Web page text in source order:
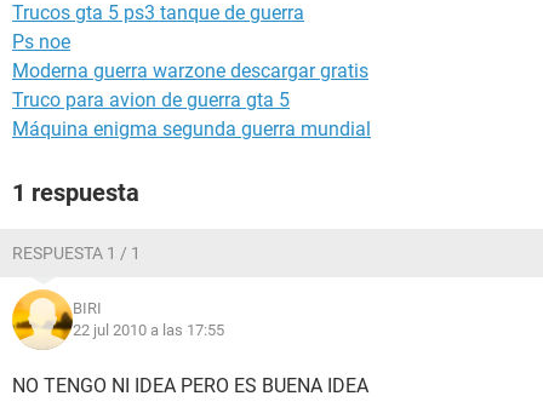
Trucos gta 5 ps3 tanque de guerra
Ps noe
Moderna guerra warzone descargar gratis
Truco para avion de guerra gta 5
Máquina enigma segunda guerra mundial
1 respuesta
RESPUESTA 1 / 1
BIRI
22 jul 2010 a las 17:55
NO TENGO NI IDEA PERO ES BUENA IDEA